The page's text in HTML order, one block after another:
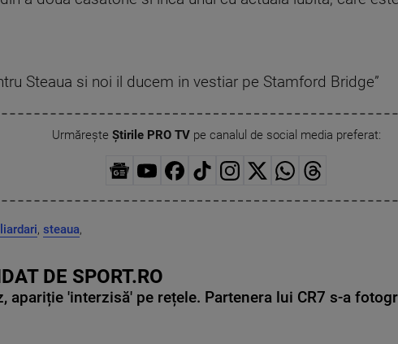
Steaua si noi il ducem in vestiar pe Stamford Bridge”
Urmărește Știrile PRO TVpe canalul de social media preferat:
, steaua,
DE SPORT.RO
apariție 'interzisă' pe rețele. Partenera lui CR7 s-a